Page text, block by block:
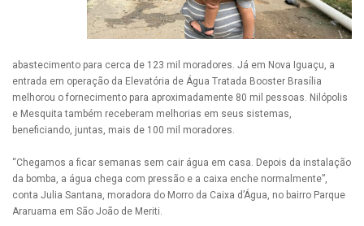
abastecimento para cerca de 123 mil moradores. Já em Nova Iguaçu, a
entrada em operação da Elevatória de Água Tratada Booster Brasília
melhorou o fornecimento para aproximadamente 80 mil pessoas. Nilópolis
e Mesquita também receberam melhorias em seus sistemas,
beneficiando, juntas, mais de 100 mil moradores.
“Chegamos a ficar semanas sem cair água em casa. Depois da instalação
da bomba, a água chega com pressão e a caixa enche normalmente”,
conta Julia Santana, moradora do Morro da Caixa d’Água, no bairro Parque
Araruama em São João de Meriti.